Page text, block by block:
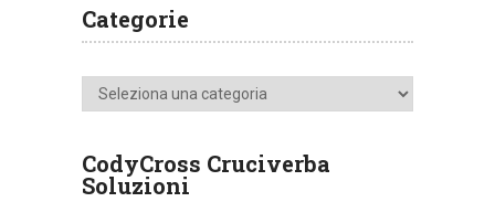
Categorie
Categorie
CodyCross Cruciverba
Soluzioni